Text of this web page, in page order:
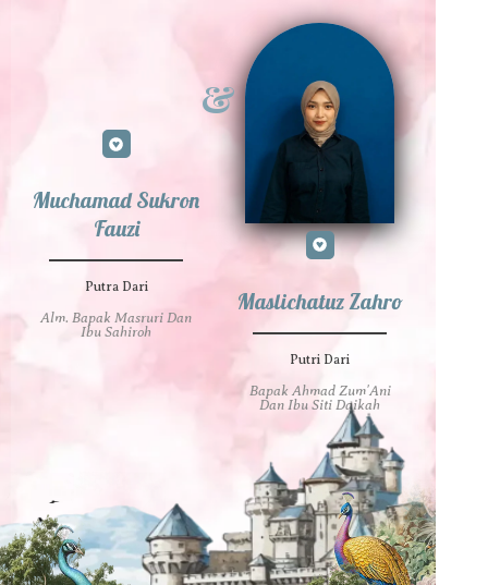
Muchamad Sukron
Fauzi
Putra Dari
Alm. Bapak Masruri Dan
Ibu Sahiroh
&
Maslichatuz Zahro
Putri Dari
Bapak Ahmad Zum'Ani
Dan Ibu Siti Daikah